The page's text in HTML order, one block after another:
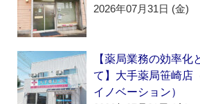
2026年07月31日 (金)
【薬局業務の効率化
て】大手薬局笹崎店
イノベーション）